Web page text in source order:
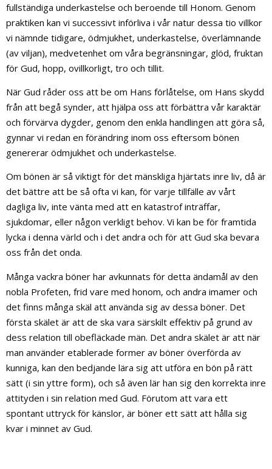
fullständiga underkastelse och beroende till Honom. Genom
praktiken kan vi successivt införliva i vår natur dessa tio villkor
vi nämnde tidigare, ödmjukhet, underkastelse, överlämnande
(av viljan), medvetenhet om våra begränsningar, glöd, fruktan
för Gud, hopp, ovillkorligt, tro och tillit.
När Gud råder oss att be om Hans förlåtelse, om Hans skydd
från att begå synder, att hjälpa oss att förbättra vår karaktär
och förvärva dygder, genom den enkla handlingen att göra så,
gynnar vi redan en förändring inom oss eftersom bönen
genererar ödmjukhet och underkastelse.
Om bönen är så viktigt för det mänskliga hjärtats inre liv, då är
det bättre att be så ofta vi kan, för varje tillfälle av vårt
dagliga liv, inte vänta med att en katastrof inträffar,
sjukdomar, eller någon verkligt behov. Vi kan be för framtida
lycka i denna värld och i det andra och för att Gud ska bevara
oss från det onda.
Många vackra böner har avkunnats för detta ändamål av den
nobla Profeten, frid vare med honom, och andra imamer och
det finns många skäl att använda sig av dessa böner. Det
första skälet är att de ska vara särskilt effektiv på grund av
dess relation till obefläckade män. Det andra skälet är att när
man använder etablerade former av böner överförda av
kunniga, kan den bedjande lära sig att utföra en bön på rätt
sätt (i sin yttre form), och så även lär han sig den korrekta inre
attityden i sin relation med Gud. Förutom att vara ett
spontant uttryck för känslor, är böner ett sätt att hålla sig
kvar i minnet av Gud.